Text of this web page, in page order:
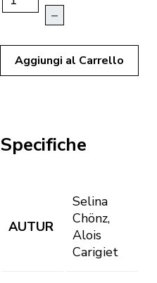
–
Aggiungi al Carrello
Specifiche
AUTUR
Selina
Chönz,
Alois
Carigiet